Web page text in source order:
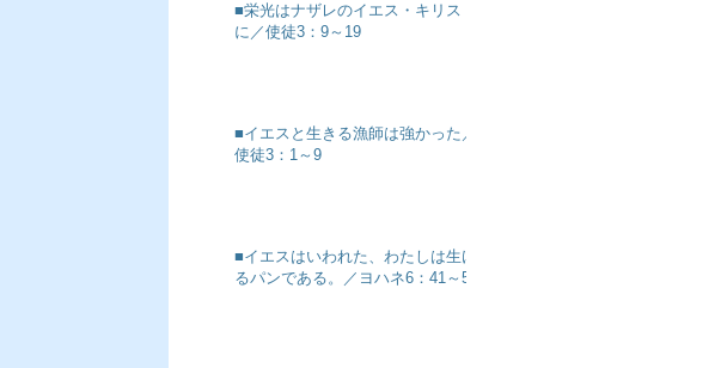
■栄光はナザレのイエス・キリスト
に／使徒3：9～19
■イエスと生きる漁師は強かった／
使徒3：1～9
■イエスはいわれた、わたしは生け
るパンである。／ヨハネ6：41～51